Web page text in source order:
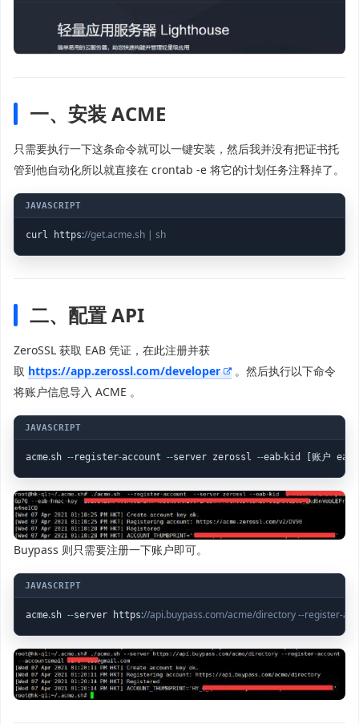
一、安装 ACME
只需要执行一下这条命令就可以一键安装，然后我并没有把证书托
管到他自动化所以就直接在 crontab -e 将它的计划任务注释掉了。
curl https://get.acme.sh | sh
二、配置 API
ZeroSSL 获取 EAB 凭证，在此注册并获
取 https://app.zerossl.com/developer
。然后执行以下命令
将账户信息导入 ACME 。
acme.sh --register-account --server zerossl --eab-kid [账户 eab
Buypass 则只需要注册一下账户即可。
acme.sh --server https://api.buypass.com/acme/directory --register-